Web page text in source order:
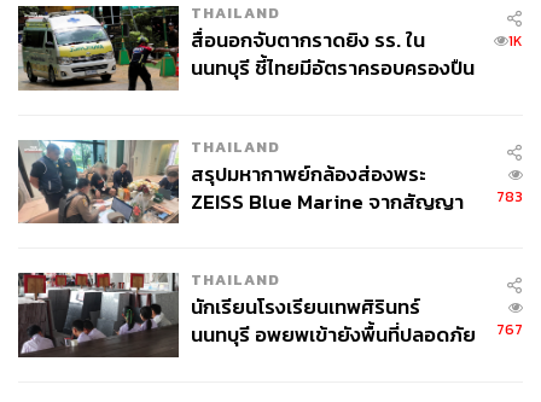
ABOUT THE AUTHOR
THAILAND
สื่อนอกจับตากราดยิง รร. ใน
นนทบุรี ชี้ไทยมีอัตราครอบครองปืน
1K
THAILAND
สรุปมหากาพย์กล้องส่องพระ
ZEISS Blue Marine จากสัญญา
จ่ายหนี้-แอบระบุแบรนด์
783
THAILAND
นักเรียนโรงเรียนเทพศิรินทร์
นนทบุรี อพยพเข้ายังพื้นที่ปลอดภัย
767